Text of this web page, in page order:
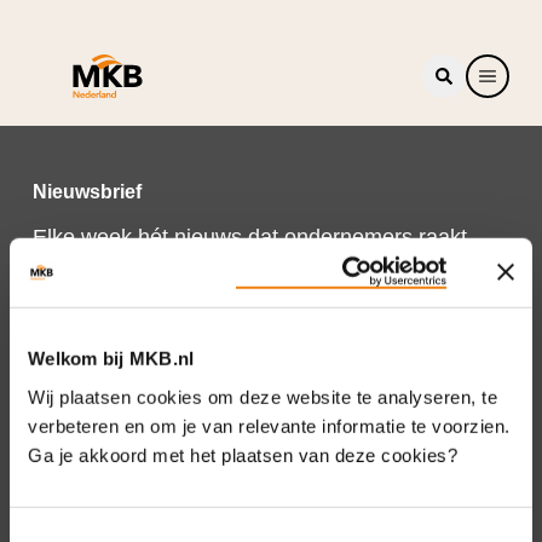
Welkom bij MKB.nl
Wij plaatsen cookies om deze website te analyseren, te
verbeteren en om je van relevante informatie te voorzien.
Ga je akkoord met het plaatsen van deze cookies?
Nieuwsbrief
Elke week hét nieuws dat ondernemers raakt.
Schrijf je nu in voor de MKB-Nederland
nieuwsbrief.
Schrijf je in
Direct naar
Over ons